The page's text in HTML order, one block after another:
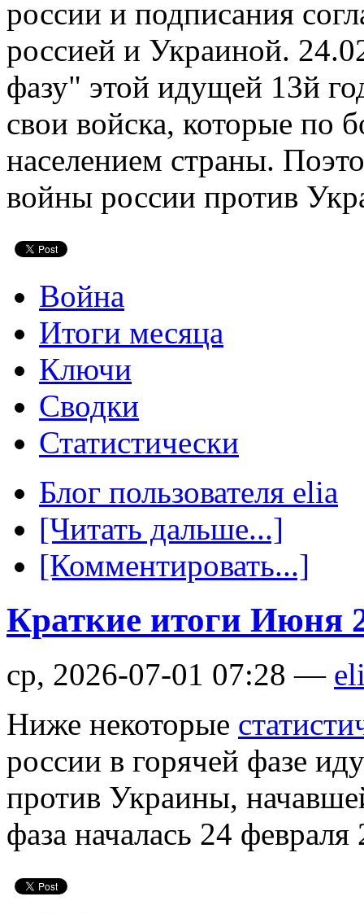
россии и подписания
россией и Украиной.
фазу" этой идущей 13й
свои войска, которые
населением страны.
войны россии против
Война
Итоги месяца
Ключи
Сводки
Статистически
Блог пользователя elia
[Читать дальше...]
[Комментировать...]
Краткие итоги Июня
ср, 2026-07-01 07:28 —
Ниже некоторые
россии в горячей фазе
против Украины,
фаза началась 24 февраля